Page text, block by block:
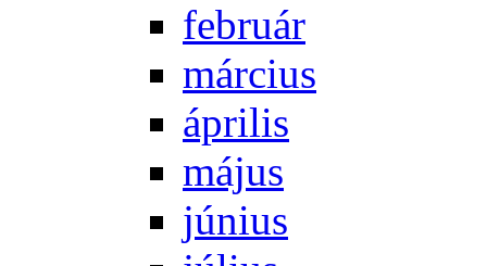
feb­ru­ár
már­ci­us
áp­ri­lis
má­jus
jú­ni­us